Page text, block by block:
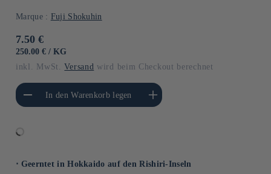
Marque : Fuji Shokuhin
Normaler
Preis
7.50 €
GRUNDPREIS
250.00 € / PRO
KG
inkl. MwSt.Versand wird beim Checkout berechnet
die Menge für
TitleIn den Warenkorb legen
Erhöhe die Menge für Default
Title
⋅ Geerntet in Hokkaido auf den Rishiri-Inseln